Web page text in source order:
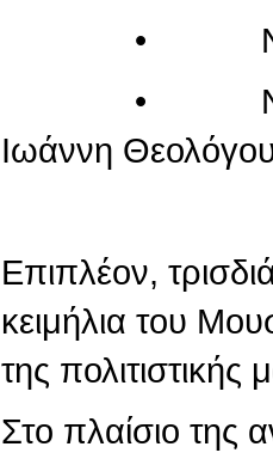
• Να
• Να
Ιωάννη
Επιπλέον,
κειμήλια του
της
Στο πλαίσιο της